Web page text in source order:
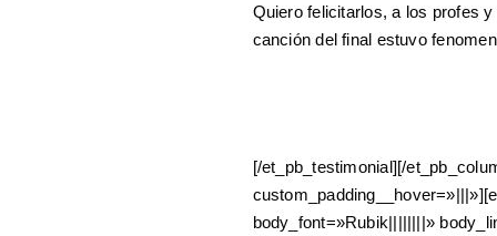
Quiero felicitarlos, a los profes
canción del final estuvo
[/et_pb_testimonial][/
body_font=»Rubik||||||||»